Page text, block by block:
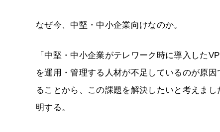
なぜ今、中堅・中小企業向けなのか。
「中堅・中小企業がテレワーク時に導入した
を運用・管理する人材が不足しているのが原
ることから、この課題を解決したいと考えま
明する。